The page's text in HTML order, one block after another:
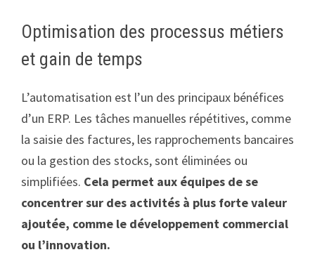
Optimisation des processus métiers
et gain de temps
L’automatisation est l’un des principaux bénéfices
d’un ERP. Les tâches manuelles répétitives, comme
la saisie des factures, les rapprochements bancaires
ou la gestion des stocks, sont éliminées ou
simplifiées. Cela permet aux équipes de se
concentrer sur des activités à plus forte valeur
ajoutée, comme le développement commercial
ou l’innovation.